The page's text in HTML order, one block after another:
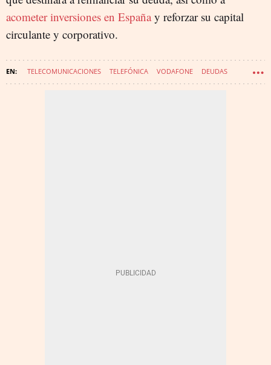
acometer inversiones en Españay reforzar su capital
circulante y corporativo.
TELECOMUNICACIONES TELEFÓNICA VODAFONE DEUDAS